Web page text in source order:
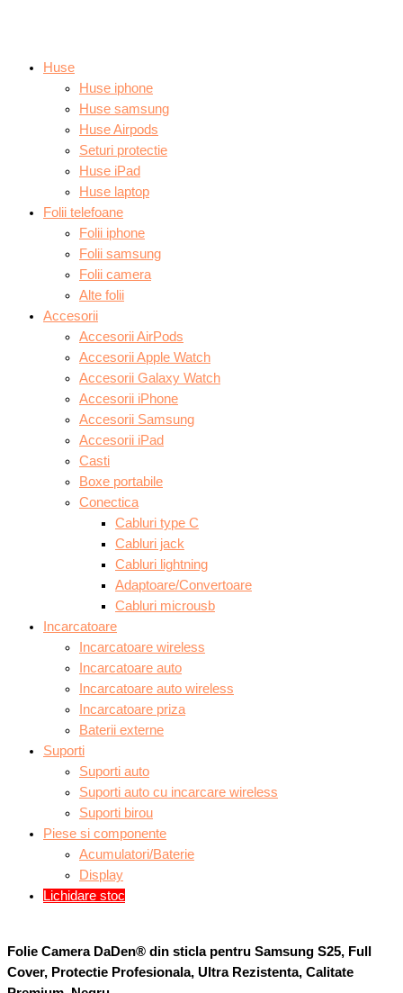
Huse
Huse iphone
Huse samsung
Huse Airpods
Seturi protectie
Huse iPad
Huse laptop
Folii telefoane
Folii iphone
Folii samsung
Folii camera
Alte folii
Accesorii
Accesorii AirPods
Accesorii Apple Watch
Accesorii Galaxy Watch
Accesorii iPhone
Accesorii Samsung
Accesorii iPad
Casti
Boxe portabile
Conectica
Cabluri type C
Cabluri jack
Cabluri lightning
Adaptoare/Convertoare
Cabluri microusb
Incarcatoare
Incarcatoare wireless
Incarcatoare auto
Incarcatoare auto wireless
Incarcatoare priza
Baterii externe
Suporti
Suporti auto
Suporti auto cu incarcare wireless
Suporti birou
Piese si componente
Acumulatori/Baterie
Display
Lichidare stoc
Folie Camera DaDen® din sticla pentru Samsung S25, Full
Cover, Protectie Profesionala, Ultra Rezistenta, Calitate